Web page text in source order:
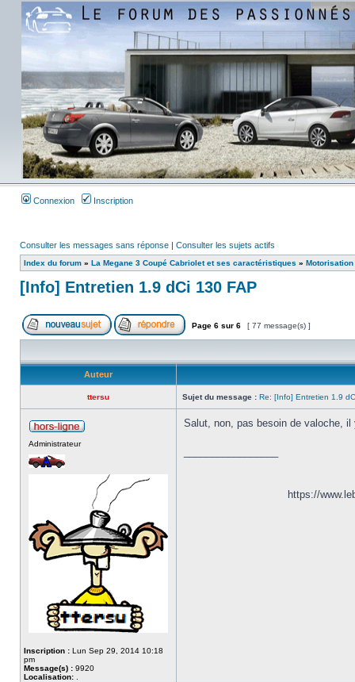
Connexion Inscription
Consulter les messages sans réponse | Consulter les sujets actifs
Index du forum » La Megane 3 Coupé Cabriolet et ses caractéristiques » Motorisation
[Info] Entretien 1.9 dCi 130 FAP
Page 6 sur 6 [ 77 message(s) ]
Auteur
ttersu Sujet du message : Re: [Info] Entretien 1.9
Administrateur
Inscription : Lun Sep 29, 2014 10:18
pm
Message(s) : 9920
Localisation:
Salut, non, pas besoin de valoche,
https://